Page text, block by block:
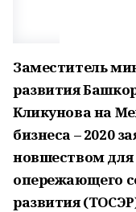
Заместитель
развития
Кликунова на
бизнеса – 2020
новшеством для
опережающего
развития